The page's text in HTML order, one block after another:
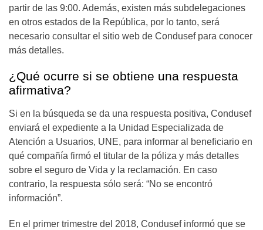
partir de las 9:00. Además, existen más subdelegaciones
en otros estados de la República, por lo tanto, será
necesario consultar el sitio web de Condusef para conocer
más detalles.
¿Qué ocurre si se obtiene una respuesta
afirmativa?
Si en la búsqueda se da una respuesta positiva, Condusef
enviará el expediente a la Unidad Especializada de
Atención a Usuarios, UNE, para informar al beneficiario en
qué compañía firmó el titular de la póliza y más detalles
sobre el seguro de Vida y la reclamación. En caso
contrario, la respuesta sólo será: “No se encontró
información”.
En el primer trimestre del 2018, Condusef informó que se